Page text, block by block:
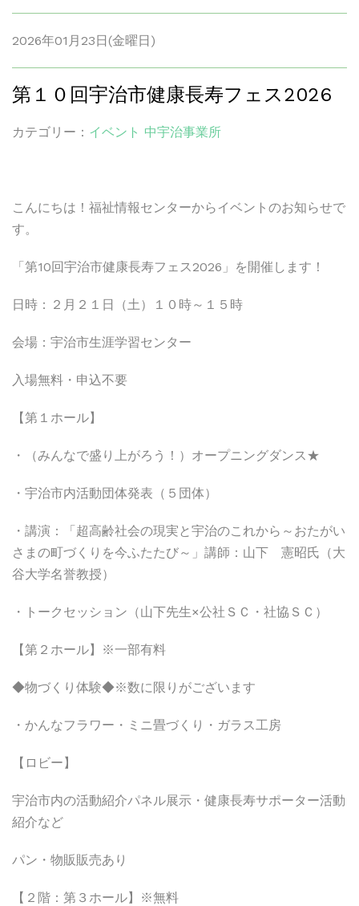
2026年01月23日(金曜日)
第１０回宇治市健康長寿フェス2026
カテゴリー： イベント 中宇治事業所
こんにちは！福祉情報センターからイベントのお知らせで
す。
「第10回宇治市健康長寿フェス2026」を開催します！
日時：２月２１日（土）１０時～１５時
会場：宇治市生涯学習センター
入場無料・申込不要
【第１ホール】
・（みんなで盛り上がろう！）オープニングダンス★
・宇治市内活動団体発表（５団体）
・講演：「超高齢社会の現実と宇治のこれから～おたがい
さまの町づくりを今ふたたび～」講師：山下 憲昭氏（大
谷大学名誉教授）
・トークセッション（山下先生×公社ＳＣ・社協ＳＣ）
【第２ホール】※一部有料
◆物づくり体験◆※数に限りがございます
・かんなフラワー・ミニ畳づくり・ガラス工房
【ロビー】
宇治市内の活動紹介パネル展示・健康長寿サポーター活動
紹介など
パン・物販販売あり
【２階：第３ホール】※無料